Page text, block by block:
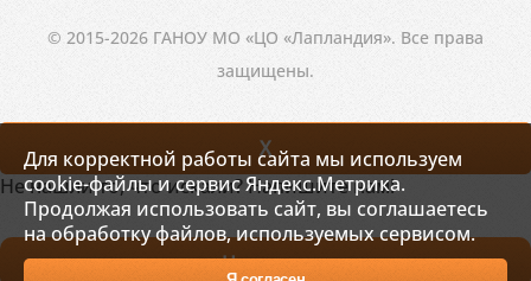
© 2015-2026 ГАНОУ МО «ЦО «Лапландия». Все права
защищены.
Для корректной работы сайта мы используем
cookie-файлы и сервис Яндекс.Метрика.
Продолжая использовать сайт, вы соглашаетесь
на обработку файлов, используемых сервисом.
X
Не нашли то, что искали? Напишите нам!
Написать